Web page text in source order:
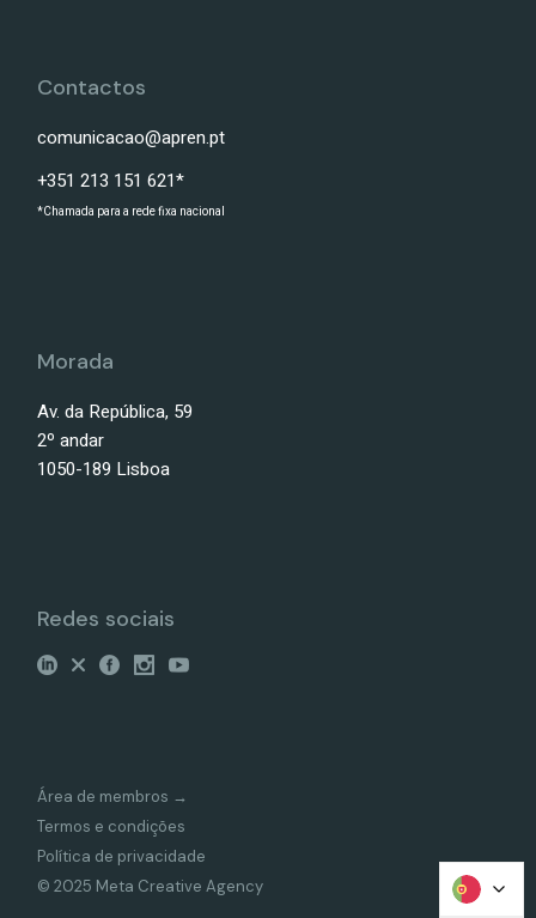
Contactos
comunicacao@apren.pt
+351 213 151 621*
*Chamada para a rede fixa nacional
Morada
Av. da República, 59
2º andar
1050-189 Lisboa
Redes sociais
Área de membros →
Termos e condições
Política de privacidade
© 2025 Meta Creative Agency